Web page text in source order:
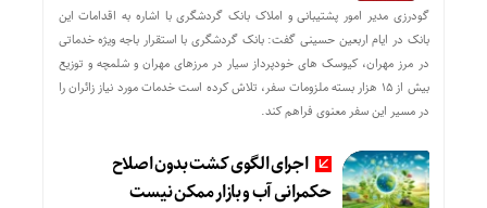
گودرزی مدیر امور پشتیبانی و املاک بانک گردشگری با اشاره به اقدامات این
بانک در ایام اربعین حسینی گفت: بانک گردشگری با استقرار باجه ویژه خدماتی
در مرز مهران، کیوسک های خودپرداز سیار در مرزهای مهران و شلمچه و توزیع
بیش از ۱۵ هزار بسته ملزومات سفر، تلاش کرده است خدمات مورد نیاز زائران را
در مسیر این سفر معنوی فراهم کند.
اجرای الگوی کشت بدون اصلاح
حکمرانی آب و بازار ممکن نیست